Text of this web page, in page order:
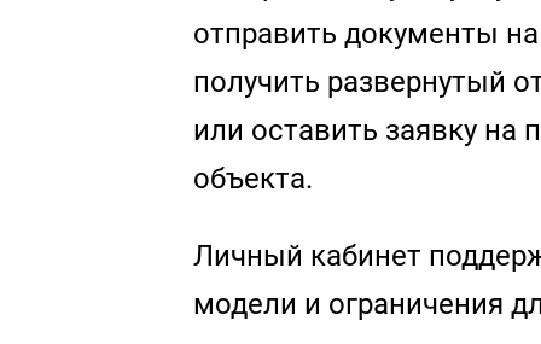
отправить документы
получить развернутый
или оставить заявку на
объекта.
Личный кабинет
модели и ограничения